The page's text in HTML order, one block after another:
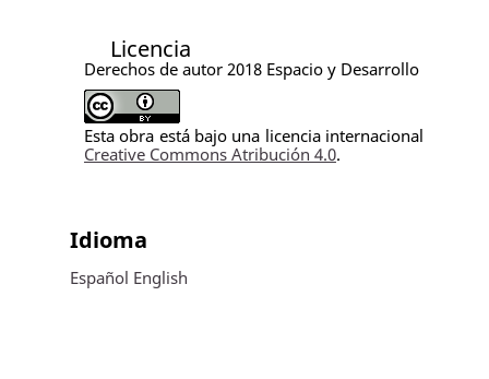
Licencia
Derechos de autor 2018 Espacio y Desarrollo
Esta obra está bajo una licencia internacional
Creative Commons Atribución 4.0.
Idioma
Español English